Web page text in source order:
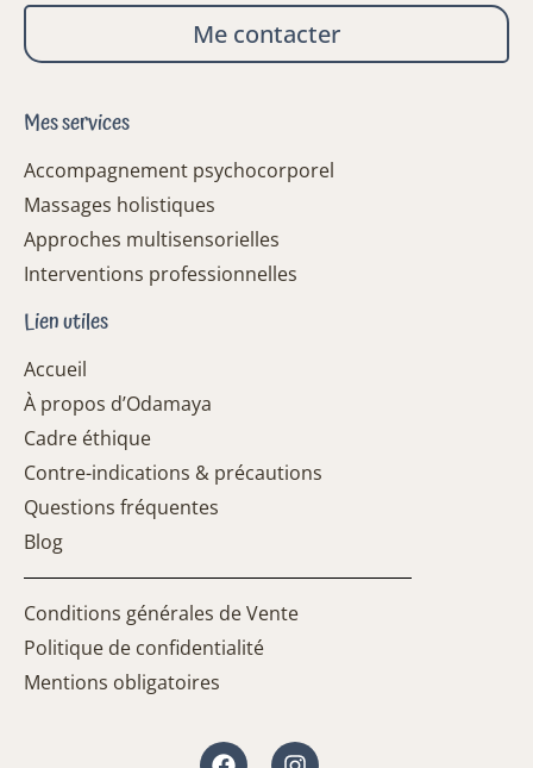
Me contacter
Mes services
Accompagnement psychocorporel
Massages holistiques
Approches multisensorielles
Interventions professionnelles
Lien utiles
Accueil
À propos d’Odamaya
Cadre éthique
Contre-indications & précautions
Questions fréquentes
Blog
Conditions générales de Vente
Politique de confidentialité
Mentions obligatoires
FacebookInstagram